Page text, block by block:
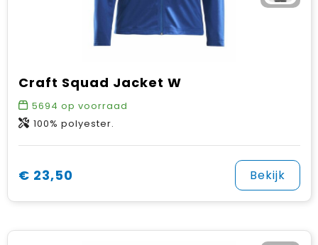
Craft Squad Jacket W
5694 op voorraad
100% polyester.
€ 23,50 Bekijk